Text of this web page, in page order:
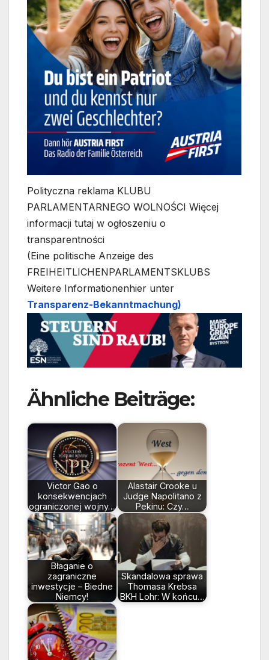
Polityczna reklama KLUBU
PARLAMENTARNEGO WOLNOŚCI Więcej
informacji tutaj w ogłoszeniu o
transparentności
(Eine politische Anzeige des
FREIHEITLICHENPARLAMENTSKLUBS
Weitere Informationenhier unter
Transparenz-Bekanntmachung)
Ähnliche Beiträge:
Victor Gao o
konsekwencjach
ograniczonej wojny…
Alastair Crooke u
Judge Napolitano z
Pekinu: Czy…
Błaganie o
zagraniczne
inwestycje – Biedne
Niemcy!
Skandalowa sprawa
Thomasa Krebsa
BKH Lohr: W końcu…